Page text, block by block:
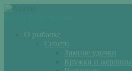
О рыбалке
Снасти
Зимние удочки
Кружки и жерлицы